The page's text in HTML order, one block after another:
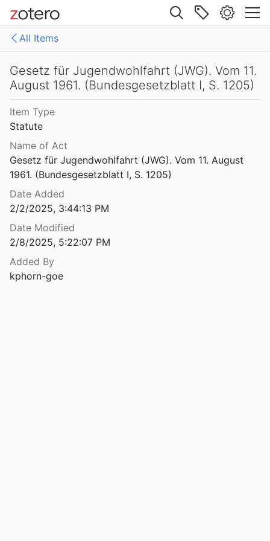
Site navigation
All Items
Gesamtausgabe (KMG)
All Items
1: Klaus Mollenhauer: Werke
3: Archivdokumente
Gesetz für Jugendwohlfahrt (JWG). Vom 11.
August 1961. (Bundesgesetzblatt I, S. 1205)
Item Type
Statute
Name of Act
Gesetz für Jugendwohlfahrt (JWG). Vom 11. August
1961. (Bundesgesetzblatt I, S. 1205)
Date Added
2/2/2025, 3:44:13 PM
Date Modified
2/8/2025, 5:22:07 PM
Added By
kphorn-goe